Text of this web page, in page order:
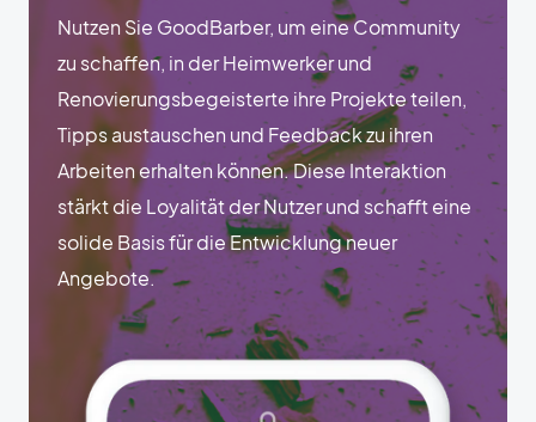
Nutzen Sie GoodBarber, um eine Community
zu schaffen, in der Heimwerker und
Renovierungsbegeisterte ihre Projekte teilen,
Tipps austauschen und Feedback zu ihren
Arbeiten erhalten können. Diese Interaktion
stärkt die Loyalität der Nutzer und schafft eine
solide Basis für die Entwicklung neuer
Angebote.